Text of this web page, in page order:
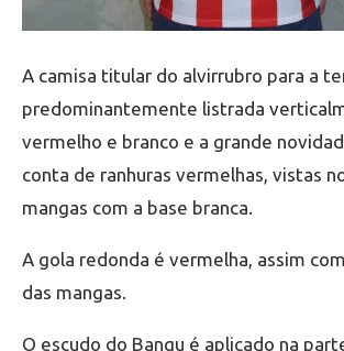
A camisa titular do alvirrubro para a
predominantemente listrada
vermelho e branco e a grande
conta de ranhuras vermelhas, vistas
mangas com a base branca.
A gola redonda é vermelha, assim
das mangas.
O escudo do Bangu é aplicado na